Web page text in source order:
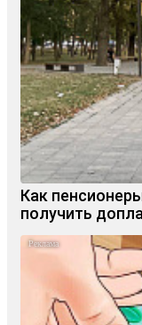
Как
получить